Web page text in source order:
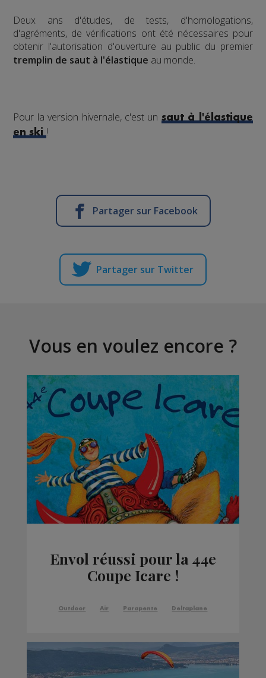
​Deux ans d'études, de tests, d'homologations,
d'agréments, de vérifications ont été nécessaires pour
obtenir l'autorisation d'ouverture au public du premier
tremplin de saut à l'élastique au monde.
Pour la version hivernale, c'est un saut à l'élastique
en ski!
Partager sur Facebook
Partager sur Twitter
Vous en voulez encore ?
Envol réussi pour la 44e
Coupe Icare !
Outdoor Air Parapente Deltaplane